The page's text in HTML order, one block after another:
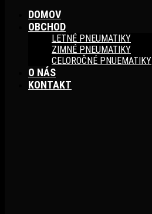
DOMOV
OBCHOD
LETNÉ PNEUMATIKY
ZIMNÉ PNEUMATIKY
CELOROČNÉ PNUEMATIKY
O NÁS
KONTAKT